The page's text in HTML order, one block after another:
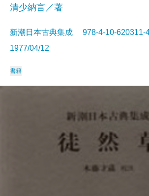
清少納言／著
新潮日本古典集成 978-4-10-
1977/04/12
書籍